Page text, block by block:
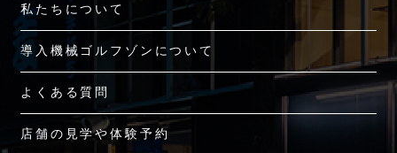
私たちについて
導入機械ゴルフゾンについて
よくある質問
店舗の見学や体験予約